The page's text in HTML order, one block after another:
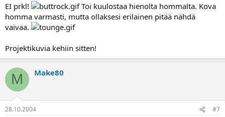
EI prkl!
Toi kuulostaa hienolta hommalta. Kova
homma varmasti, mutta ollaksesi erilainen pitää nähdä
vaivaa.
Projektikuvia kehiin sitten!
M Make80
28.10.2004 #7